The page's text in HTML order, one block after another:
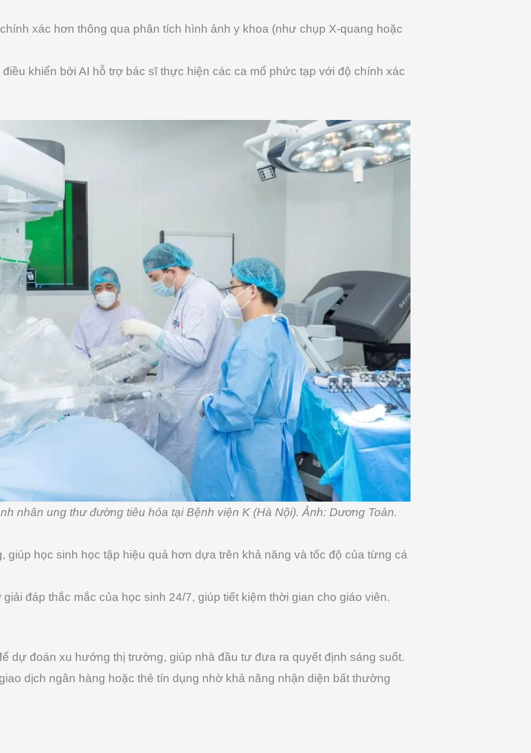
xác hơn thông qua phân tích hình ảnh y khoa (như chụp X-quang hoặc
khiển bởi AI hỗ trợ bác sĩ thực hiện các ca mổ phức tạp với độ chính xác
nhân ung thư đường tiêu hóa tại Bệnh viện K (Hà Nội). Ảnh: Dương Toàn.
giúp học sinh học tập hiệu quả hơn dựa trên khả năng và tốc độ của từng cá
giải đáp thắc mắc của học sinh 24/7, giúp tiết kiệm thời gian cho giáo viên.
dự đoán xu hướng thị trường, giúp nhà đầu tư đưa ra quyết định sáng suốt.
dịch ngân hàng hoặc thẻ tín dụng nhờ khả năng nhận diện bất thường